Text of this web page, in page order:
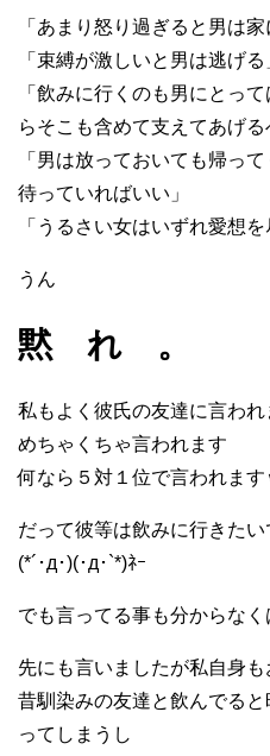
「あまり怒り過ぎると男は
「束縛が激しいと男は逃げる
「飲みに行くのも男にとっ
らそこも含めて支えてあげる
「男は放っておいても帰っ
待っていればいい」
「うるさい女はいずれ愛想を
うん
黙 れ 。
私もよく彼氏の友達に言われ
めちゃくちゃ言われます
何なら５対１位で言われます
だって彼等は飲みに行きたい
(*´･д･)(･д･`*)ﾈｰ
でも言ってる事も分からな
先にも言いましたが私自身
昔馴染みの友達と飲んでる
ってしまうし